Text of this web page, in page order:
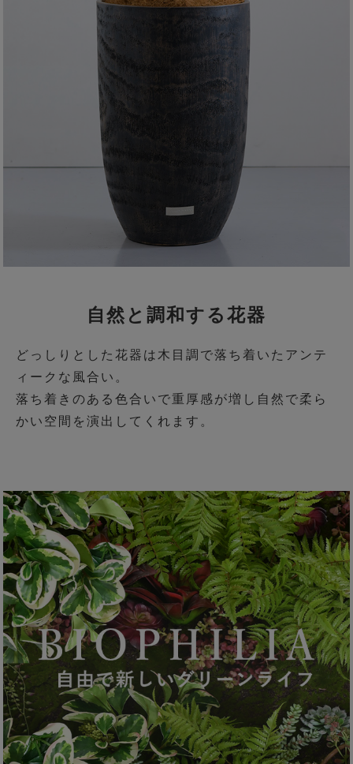
自然と調和する花器
どっしりとした花器は木目調で落ち着いたアンテ
ィークな風合い。
落ち着きのある色合いで重厚感が増し自然で柔ら
かい空間を演出してくれます。